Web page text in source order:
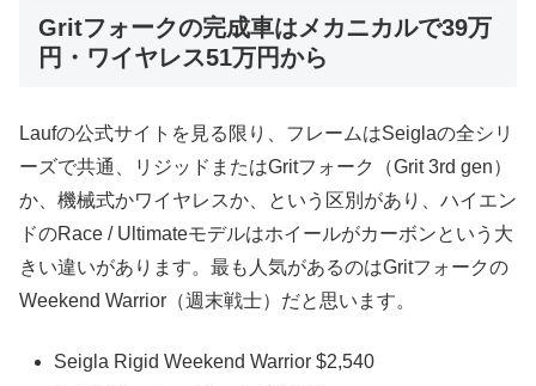
Gritフォークの完成車はメカニカルで39万
円・ワイヤレス51万円から
Laufの公式サイトを見る限り、フレームはSeiglaの全シリ
ーズで共通、リジッドまたはGritフォーク（Grit 3rd gen）
か、機械式かワイヤレスか、という区別があり、ハイエン
ドのRace / Ultimateモデルはホイールがカーボンという大
きい違いがあります。最も人気があるのはGritフォークの
Weekend Warrior（週末戦士）だと思います。
Seigla Rigid Weekend Warrior $2,540